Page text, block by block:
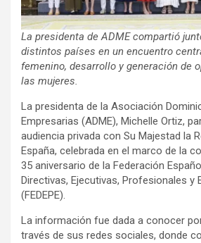
La presidenta de ADME compartió
distintos países en un encuentro
femenino, desarrollo y generación de
las mujeres.
La presidenta de la Asociación
Empresarias (ADME), Michelle Ortiz,
audiencia privada con Su Majestad la
España, celebrada en el marco de la
35 aniversario de la Federación
Directivas, Ejecutivas, Profesionales y
(FEDEPE).
La información fue dada a conocer
través de sus redes sociales, donde